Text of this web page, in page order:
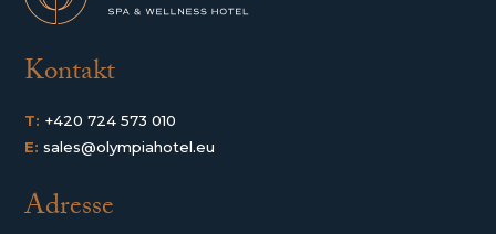
Kontakt
T: +420 724 573 010
E: sales@olympiahotel.eu
Adresse